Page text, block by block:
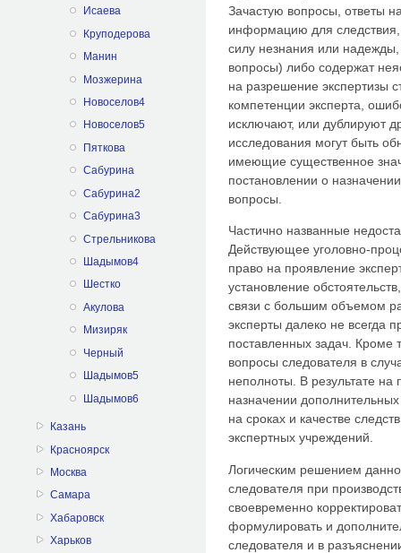
Исаева
Круподерова
Манин
Мозжерина
Новоселов4
Новоселов5
Пяткова
Сабурина
Сабурина2
Сабурина3
Стрельникова
Шадымов4
Шестко
Акулова
Мизиряк
Черный
Шадымов5
Шадымов6
Казань
Красноярск
Москва
Самара
Хабаровск
Харьков
Зачастую вопросы, ответы
информацию для
силу незнания или надежды,
вопросы) либо содержат
на разрешение экспертизы
компетенции эксперта,
исключают, или дублируют
исследования могут быть
имеющие существенное
постановлении о
вопросы.
Частично названные
Действующее уголовно-
право на проявление
установление
связи с большим объемом
эксперты далеко не всегда
поставленных задач. Кроме
вопросы следователя в
неполноты. В результате на
назначении
на сроках и качестве
экспертных учреждений.
Логическим решением
следователя при
своевременно
формулировать и
следователя и в